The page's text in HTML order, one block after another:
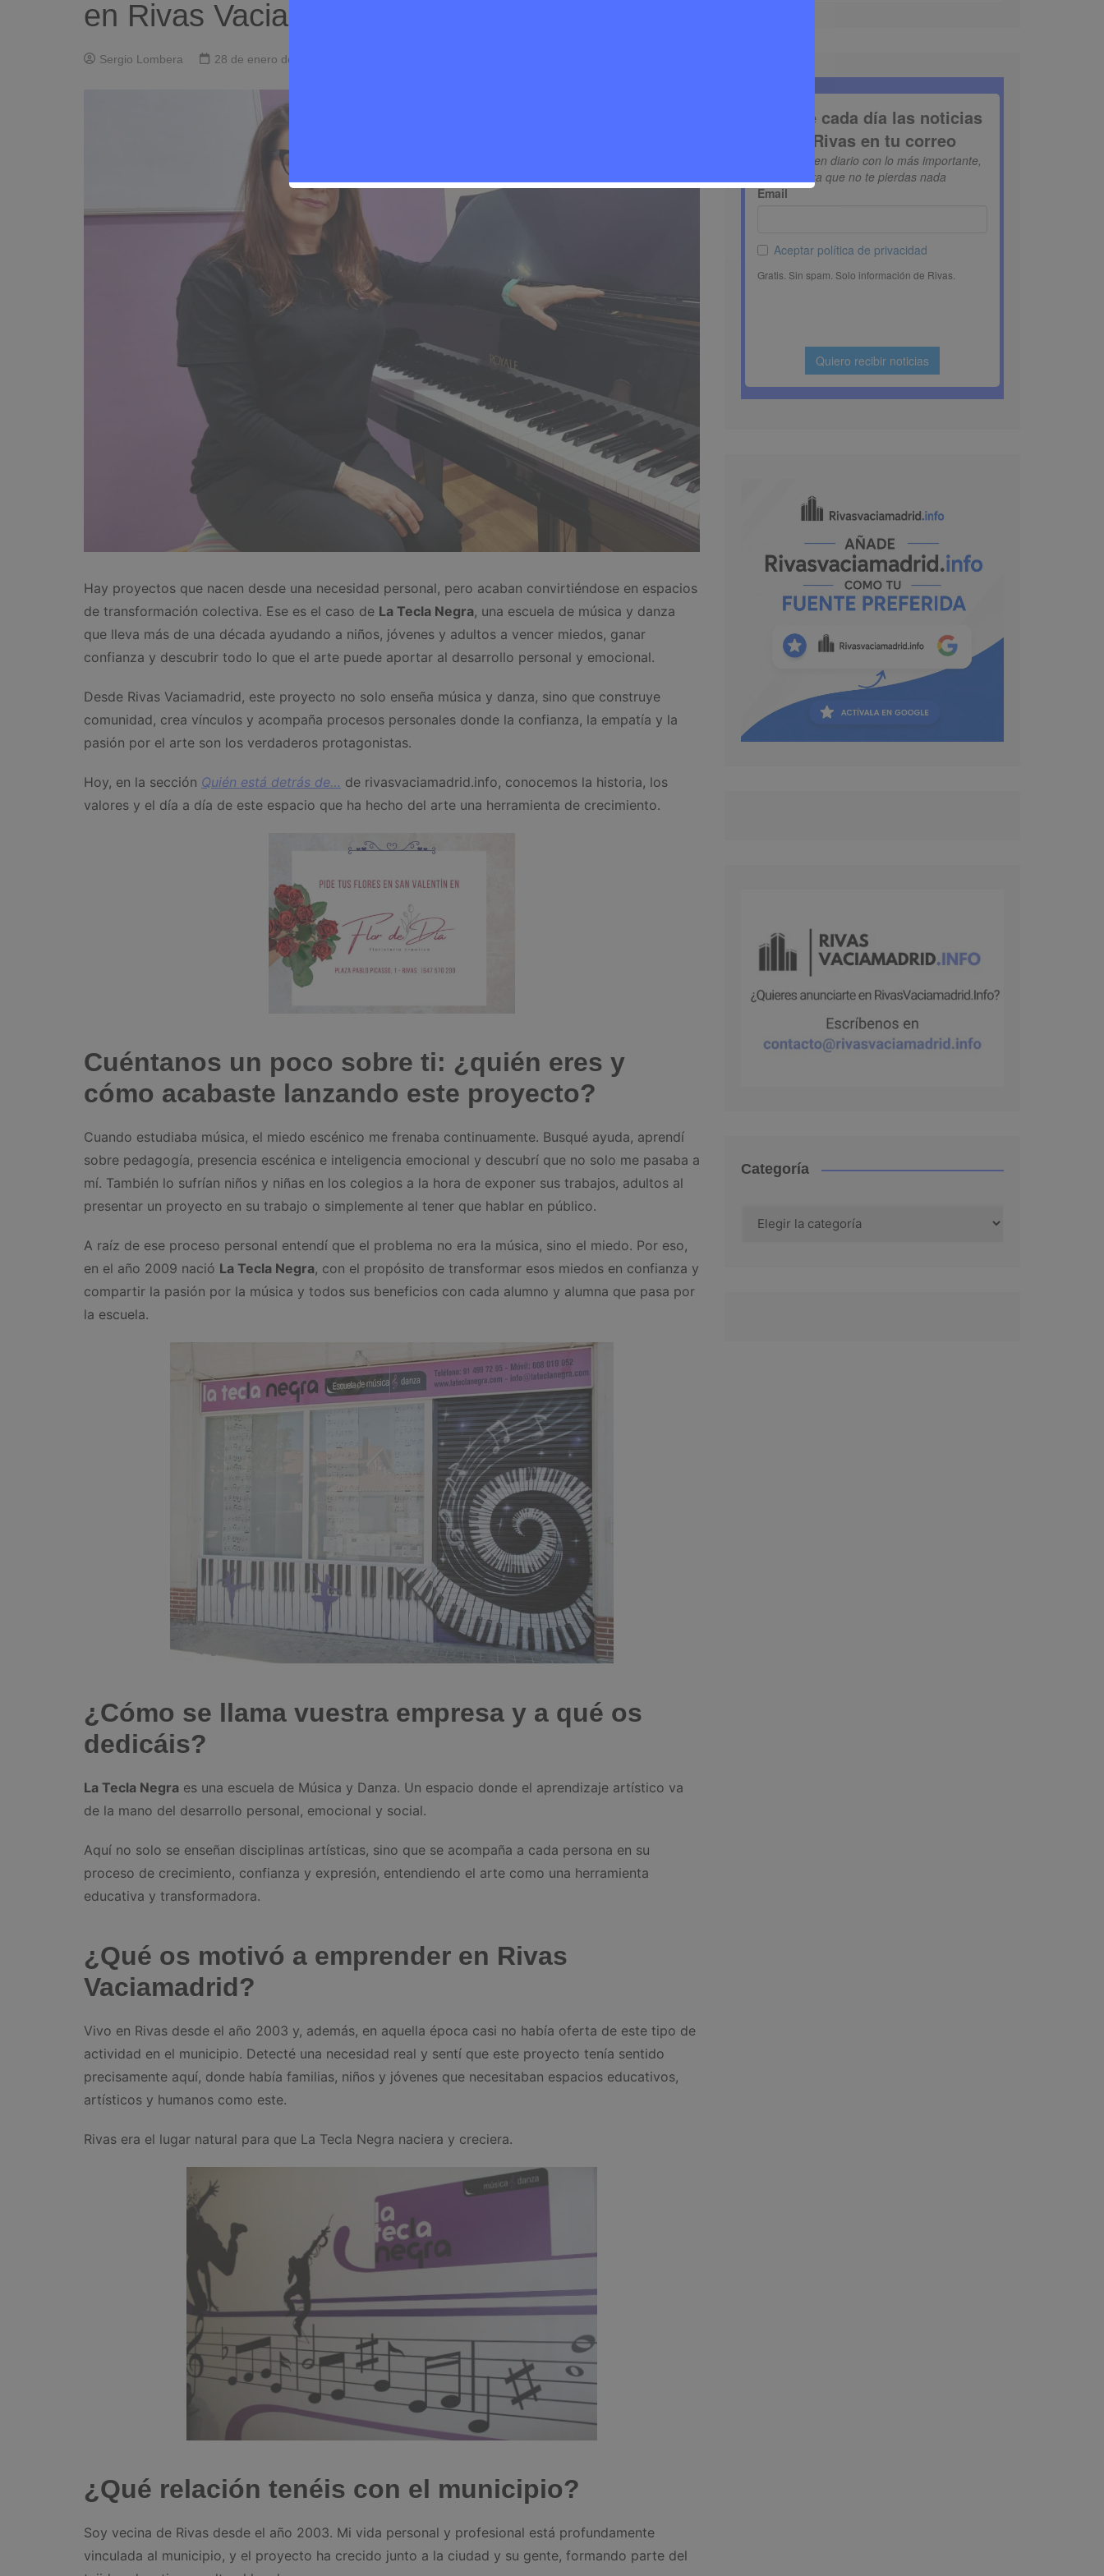
en Rivas Vaciamadrid
Sergio Lombera 28 de enero de 2026
Hay proyectos que nacen desde una necesidad personal, pero acaban convirtiéndose en espacios
de transformación colectiva. Ese es el caso de La Tecla Negra, una escuela de música y danza
que lleva más de una década ayudando a niños, jóvenes y adultos a vencer miedos, ganar
confianza y descubrir todo lo que el arte puede aportar al desarrollo personal y emocional.
Desde Rivas Vaciamadrid, este proyecto no solo enseña música y danza, sino que construye
comunidad, crea vínculos y acompaña procesos personales donde la confianza, la empatía y la
pasión por el arte son los verdaderos protagonistas.
Hoy, en la sección Quién está detrás de… de rivasvaciamadrid.info, conocemos la historia, los
valores y el día a día de este espacio que ha hecho del arte una herramienta de crecimiento.
Cuéntanos un poco sobre ti: ¿quién eres y
cómo acabaste lanzando este proyecto?
Cuando estudiaba música, el miedo escénico me frenaba continuamente. Busqué ayuda, aprendí
sobre pedagogía, presencia escénica e inteligencia emocional y descubrí que no solo me pasaba a
mí. También lo sufrían niños y niñas en los colegios a la hora de exponer sus trabajos, adultos al
presentar un proyecto en su trabajo o simplemente al tener que hablar en público.
A raíz de ese proceso personal entendí que el problema no era la música, sino el miedo. Por eso,
en el año 2009 nació La Tecla Negra, con el propósito de transformar esos miedos en confianza y
compartir la pasión por la música y todos sus beneficios con cada alumno y alumna que pasa por
la escuela.
¿Cómo se llama vuestra empresa y a qué os
dedicáis?
La Tecla Negra es una escuela de Música y Danza. Un espacio donde el aprendizaje artístico va
de la mano del desarrollo personal, emocional y social.
Aquí no solo se enseñan disciplinas artísticas, sino que se acompaña a cada persona en su
proceso de crecimiento, confianza y expresión, entendiendo el arte como una herramienta
educativa y transformadora.
¿Qué os motivó a emprender en Rivas
Vaciamadrid?
Vivo en Rivas desde el año 2003 y, además, en aquella época casi no había oferta de este tipo de
actividad en el municipio. Detecté una necesidad real y sentí que este proyecto tenía sentido
precisamente aquí, donde había familias, niños y jóvenes que necesitaban espacios educativos,
artísticos y humanos como este.
Rivas era el lugar natural para que La Tecla Negra naciera y creciera.
¿Qué relación tenéis con el municipio?
Soy vecina de Rivas desde el año 2003. Mi vida personal y profesional está profundamente
vinculada al municipio, y el proyecto ha crecido junto a la ciudad y su gente, formando parte del
Categoría